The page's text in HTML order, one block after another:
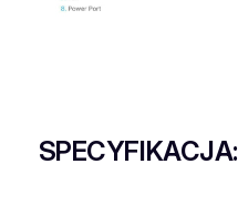
SPECYFIKACJA: